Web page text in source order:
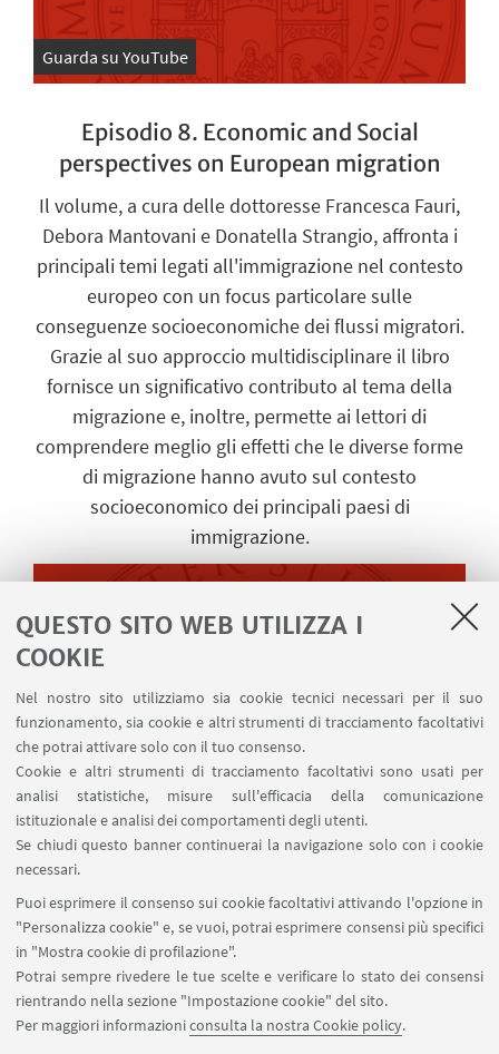
QUESTO SITO WEB UTILIZZA I
COOKIE
Nel nostro sito utilizziamo sia cookie tecnici necessari per il suo
funzionamento, sia cookie e altri strumenti di tracciamento facoltativi
che potrai attivare solo con il tuo consenso.
Cookie e altri strumenti di tracciamento facoltativi sono usati per
analisi statistiche, misure sull'efficacia della comunicazione
istituzionale e analisi dei comportamenti degli utenti.
Se chiudi questo banner continuerai la navigazione solo con i cookie
necessari.
Puoi esprimere il consenso sui cookie facoltativi attivando l'opzione in
"Personalizza cookie" e, se vuoi, potrai esprimere consensi più specifici
in "Mostra cookie di profilazione".
Potrai sempre rivedere le tue scelte e verificare lo stato dei consensi
rientrando nella sezione "Impostazione cookie" del sito.
Per maggiori informazioniconsulta la nostra Cookie policy.
Guarda su YouTube
Episodio 8. Economic and Social
perspectives on European migration
Il volume, a cura delle dottoresse Francesca Fauri,
Debora Mantovani e Donatella Strangio, affronta i
principali temi legati all'immigrazione nel contesto
europeo con un focus particolare sulle
conseguenze socioeconomiche dei flussi migratori.
Grazie al suo approccio multidisciplinare il libro
fornisce un significativo contributo al tema della
migrazione e, inoltre, permette ai lettori di
comprendere meglio gli effetti che le diverse forme
di migrazione hanno avuto sul contesto
socioeconomico dei principali paesi di
immigrazione.
Guarda su YouTube
Piazzaler Solieri 1 / Viale Corridoni 20 - 47121 Forlì
+39 0543 374807
cesipe.info@unibo.it